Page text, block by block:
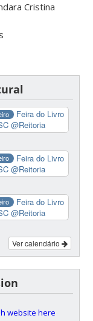
Cristina
Feira do Livro
@Reitoria
Feira do Livro
@Reitoria
Feira do Livro
@Reitoria
Ver calendário
website here